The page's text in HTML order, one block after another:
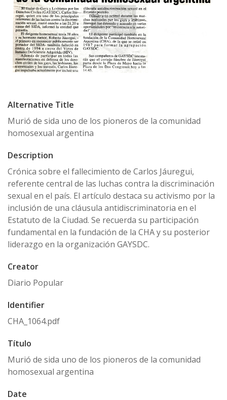
Alternative Title
Murió de sida uno de los pioneros de la comunidad
homosexual argentina
Description
Crónica sobre el fallecimiento de Carlos Jáuregui,
referente central de las luchas contra la discriminación
sexual en el país. El artículo destaca su activismo por la
inclusión de una cláusula antidiscriminatoria en el
Estatuto de la Ciudad. Se recuerda su participación
fundamental en la fundación de la CHA y su posterior
liderazgo en la organización GAYSDC.
Creator
Diario Popular
Identifier
CHA_1064.pdf
Título
Murió de sida uno de los pioneros de la comunidad
homosexual argentina
Date